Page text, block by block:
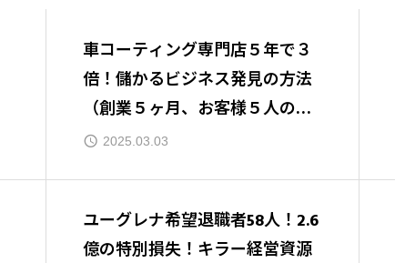
車コーティング専門店５年で３
倍！儲かるビジネス発見の方法
（創業５ヶ月、お客様５人の状
態から、４ヶ月後には創業資金
2025.03.03
ユーグレナ希望退職者58人！2.6
億の特別損失！キラー経営資源